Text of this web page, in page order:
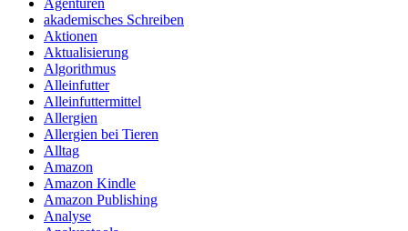
Agenturen
akademisches Schreiben
Aktionen
Aktualisierung
Algorithmus
Alleinfutter
Alleinfuttermittel
Allergien
Allergien bei Tieren
Alltag
Amazon
Amazon Kindle
Amazon Publishing
Analyse